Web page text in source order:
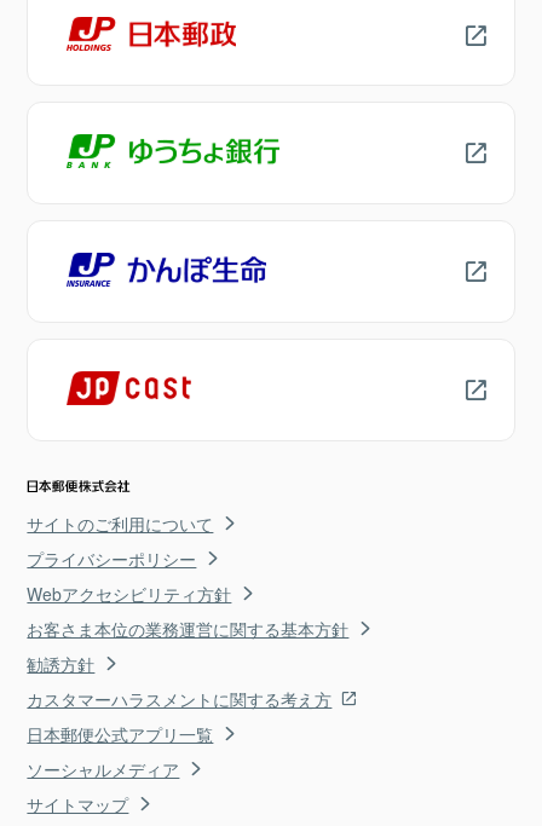
サイトのご利用について
プライバシーポリシー
Webアクセシビリティ方針
お客さま本位の業務運営に関する基本方針
勧誘方針
カスタマーハラスメントに関する考え方
日本郵便公式アプリ一覧
ソーシャルメディア
サイトマップ